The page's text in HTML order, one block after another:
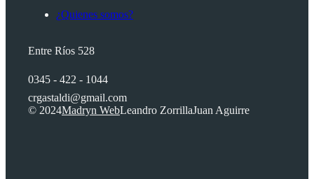
¿Quienes somos?
Entre Ríos 528
0345 - 422 - 1044
crgastaldi@gmail.com
© 2024Madryn WebLeandro ZorrillaJuan Aguirre